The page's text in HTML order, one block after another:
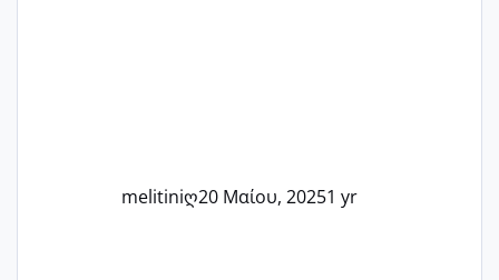
melitiniღ20 Μαίου, 20251 yr